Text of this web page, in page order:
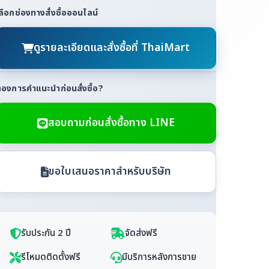
อกช่องทางสั่งซื้อออนไลน์
ดูรายละเอียดและสั่งซื้อที่ ThaiMart
งการคำแนะนำก่อนสั่งซื้อ?
สอบถามก่อนสั่งซื้อทาง LINE
ขอใบเสนอราคาสำหรับบริษัท
รับประกัน 2 ปี
จัดส่งฟรี
รีโหมดติดตั้งฟรี
มีบริการหลังการขาย